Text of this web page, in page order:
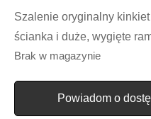
Szalenie oryginalny
ścianka i duże, wygięte
Brak w magazynie
Powiadom o